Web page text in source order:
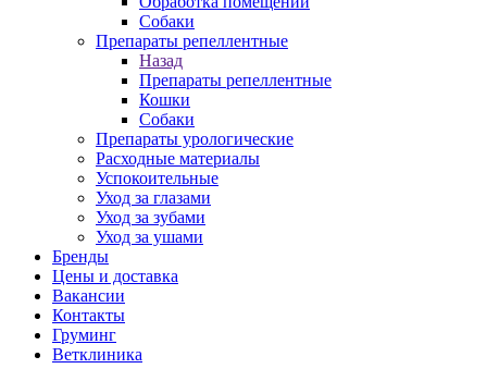
Собаки
Препараты репеллентные
Назад
Препараты репеллентные
Кошки
Собаки
Препараты урологические
Расходные материалы
Успокоительные
Уход за глазами
Уход за зубами
Уход за ушами
Бренды
Цены и доставка
Вакансии
Контакты
Груминг
Ветклиника